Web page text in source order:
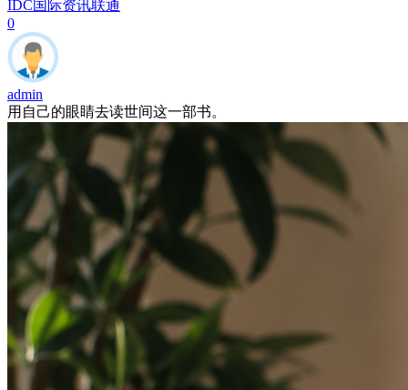
IDC国际资讯联通
0
admin
用自己的眼睛去读世间这一部书。